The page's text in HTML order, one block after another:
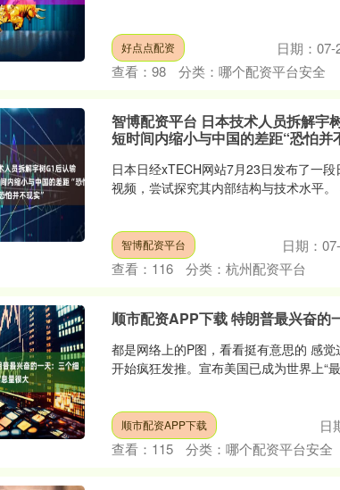
好点点配资 日期：07-
查看： 98 分类： 哪个配资平台安全
智博配资平台 日本技术人员拆解宇
短时间内缩小与中国的差距“恐怕并
日本日经xTECH网站7月23日发布了一
视频，尝试探究其内部结构与技术水平
智博配资平台 日期：
查看： 116 分类： 杭州配资平台
顺市配资APP下载 特朗普最兴奋的
都是网络上的P图，看看挺有意思的 感
开始疯狂发推。宣布美国已成为世界上“
顺市配资APP下载 日
查看： 115 分类： 哪个配资平台安全
深证成指